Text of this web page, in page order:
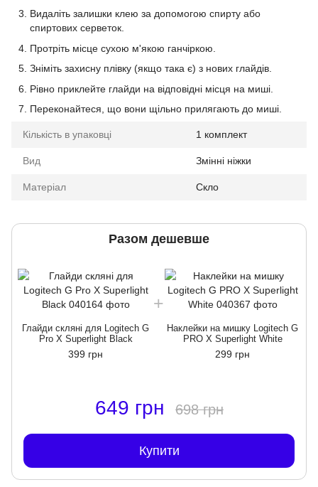
Видаліть залишки клею за допомогою спирту або
спиртових серветок.
Протріть місце сухою м'якою ганчіркою.
Зніміть захисну плівку (якщо така є) з нових глайдів.
Рівно приклейте глайди на відповідні місця на миші.
Переконайтеся, що вони щільно прилягають до миші.
Кількість в упаковці 1 комплект
Вид Змінні ніжки
Матеріал Скло
Разом дешевше
Глайди скляні для Logitech G
Pro X Superlight Black
399 грн
Наклейки на мишку Logitech G
PRO X Superlight White
299 грн
649 грн 698 грн
Купити